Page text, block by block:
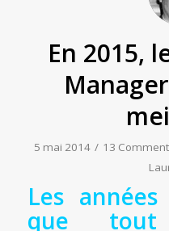
En 2015,
5 mai 2014 / 13
Les
que